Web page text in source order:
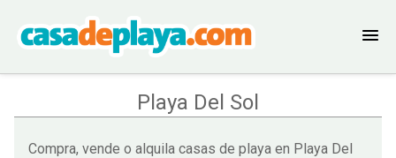
Playa Del Sol
Compra, vende o alquila casas de playa en Playa Del